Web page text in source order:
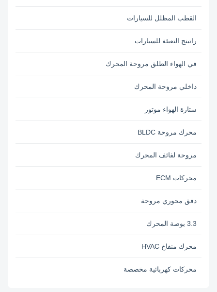
القطب المظلل للسيارات
راتينج التعبئة للسيارات
في الهواء الطلق مروحة المحرك
داخلي مروحة المحرك
ستارة الهواء موتور
محرك مروحة BLDC
مروحة لفائف المحرك
محركات ECM
دفق محوري مروحة
3.3 بوصة المحرك
محرك منفاخ HVAC
محركات كهربائية مخصصة